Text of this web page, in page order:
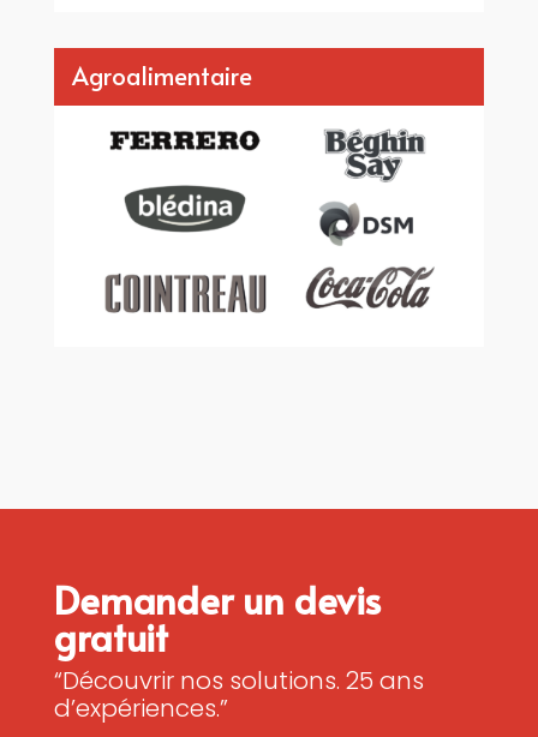
Agroalimentaire
Demander un devis
gratuit
“Découvrir nos solutions. 25 ans
d’expériences.”